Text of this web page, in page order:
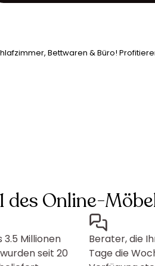
Bettwaren & Büro!
des Online-
3.5 Millionen
seit 20
Berater, die
Tage die